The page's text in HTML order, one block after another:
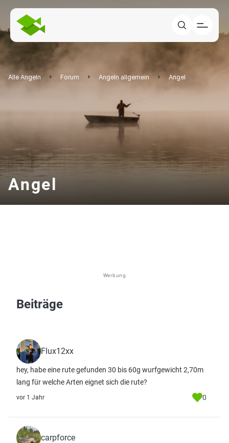
Alle Angeln Forum Angeln allgemein Angel
Angel
Werbung
Beiträge
Flux12xx
hey, habe eine rute gefunden 30 bis 60g wurfgewicht 2,70m
lang für welche Arten eignet sich die rute?
vor 1 Jahr 0
carpforce